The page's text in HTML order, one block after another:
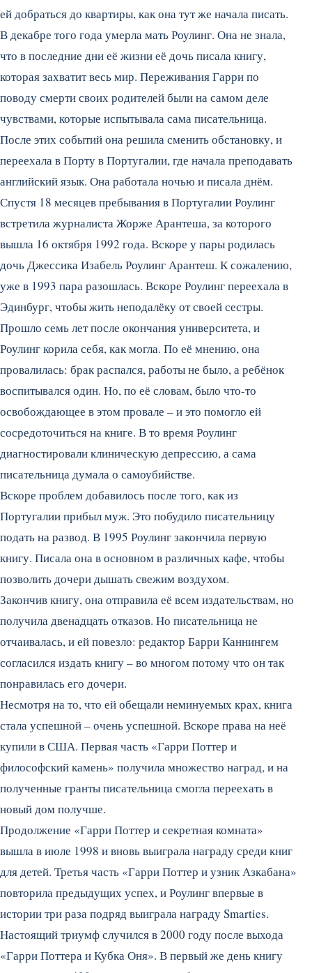
ей добраться до квартиры, как она тут же начала писать.
В декабре того года умерла мать Роулинг. Она не знала,
что в последние дни её жизни её дочь писала книгу,
которая захватит весь мир. Переживания Гарри по
поводу смерти своих родителей были на самом деле
чувствами, которые испытывала сама писательница.
После этих событий она решила сменить обстановку, и
переехала в Порту в Португалии, где начала преподавать
английский язык. Она работала ночью и писала днём.
Спустя 18 месяцев пребывания в Португалии Роулинг
встретила журналиста Жорже Арантеша, за которого
вышла 16 октября 1992 года. Вскоре у пары родилась
дочь Джессика Изабель Роулинг Арантеш. К сожалению,
уже в 1993 пара разошлась. Вскоре Роулинг переехала в
Эдинбург, чтобы жить неподалёку от своей сестры.
Прошло семь лет после окончания университета, и
Роулинг корила себя, как могла. По её мнению, она
провалилась: брак распался, работы не было, а ребёнок
воспитывался один. Но, по её словам, было что-то
освобождающее в этом провале – и это помогло ей
сосредоточиться на книге. В то время Роулинг
диагностировали клиническую депрессию, а сама
писательница думала о самоубийстве.
Вскоре проблем добавилось после того, как из
Португалии прибыл муж. Это побудило писательницу
подать на развод. В 1995 Роулинг закончила первую
книгу. Писала она в основном в различных кафе, чтобы
позволить дочери дышать свежим воздухом.
Закончив книгу, она отправила её всем издательствам, но
получила двенадцать отказов. Но писательница не
отчаивалась, и ей повезло: редактор Барри Каннингем
согласился издать книгу – во многом потому что он так
понравилась его дочери.
Несмотря на то, что ей обещали неминуемых крах, книга
стала успешной – очень успешной. Вскоре права на неё
купили в США. Первая часть «Гарри Поттер и
философский камень» получила множество наград, и на
полученные гранты писательница смогла переехать в
новый дом получше.
Продолжение «Гарри Поттер и секретная комната»
вышла в июле 1998 и вновь выиграла награду среди книг
для детей. Третья часть «Гарри Поттер и узник Азкабана»
повторила предыдущих успех, и Роулинг впервые в
истории три раза подряд выиграла награду Smarties.
Настоящий триумф случился в 2000 году после выхода
«Гарри Поттера и Кубка Оня». В первый же день книгу